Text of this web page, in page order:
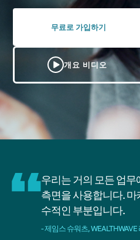
무료로 가입하기
개요 비디오
우리는 거의 모든 업
측면을 사용합니다. 마
수적인 부분입니다.
- 제임스 슈워츠,